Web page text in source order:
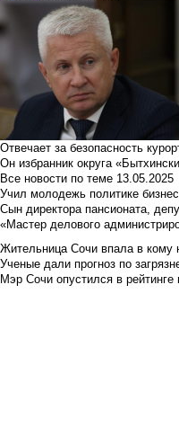
Отвечает за безопасность
Он избранник округа
Все новости по теме 13.05.2025
Учил молодежь политике
Сын директора пансионата,
«Мастер делового
Жительница Сочи впала в кому
Ученые дали прогноз по
Мэр Сочи опустился в